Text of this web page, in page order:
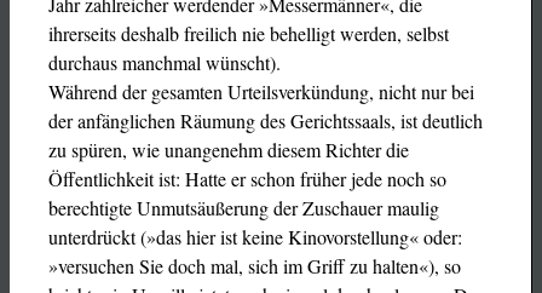
ihrerseits deshalb freilich nie behelligt werden, selbst
durchaus manchmal wünscht).
Während der gesamten Urteilsverkündung, nicht nur bei
der anfänglichen Räumung des Gerichtssaals, ist deutlich
zu spüren, wie unangenehm diesem Richter die
Öffentlichkeit ist: Hatte er schon früher jede noch so
berechtigte Unmutsäußerung der Zuschauer maulig
unterdrückt (»das hier ist keine Kinovorstellung« oder:
»versuchen Sie doch mal, sich im Griff zu halten«), so